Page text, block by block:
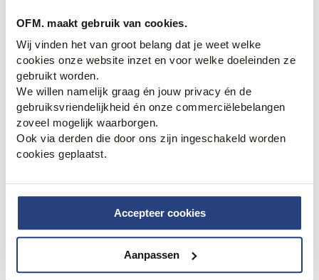
OFM. maakt gebruik van cookies.
Wij vinden het van groot belang dat je weet welke
cookies onze website inzet en voor welke doeleinden ze
gebruikt worden.
We willen namelijk graag én jouw privacy én de
gebruiksvriendelijkheid én onze commerciëlebelangen
zoveel mogelijk waarborgen.
Ook via derden die door ons zijn ingeschakeld worden
cookies geplaatst.
Accepteer cookies
Aanpassen
Een groot voordeel van de Cast Iron shorts is dat ze zeer
veelzijdig zijn en op verschillende manieren gecombineerd
kunnen worden. Voor een casual look kun je een denim
korte broek combineren met een luchtig T-shirt en stoere
sneakers. Op zoek naar een nettere outfit? Dan kies je voor
een stijlvolle bermuda of de Riser short. Combineer deze
met een poloshirt en een paar loafers. Een zonnebril of
horloge kan je outfit helemaal compleet maken. Ook
hiervoor kun je bij OFM. terecht. Kijk eens bij al onze
Kenmerken Cast Iron korte broek
voor detail. Zo zul je op iedere Cast Iron korte jeans het
logo op de knopen terugzien. Ook vind je vooral veel
stoere, klassieke kledingstukken met een moderne tint in